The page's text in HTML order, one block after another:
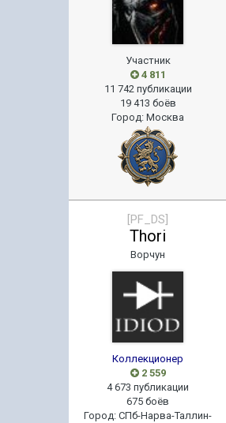
Участник
4 811
11 742 публикации
19 413 боёв
Город:Москва
[PF_DS]
Thori
Ворчун
Коллекционер
2 559
4 673 публикации
675 боёв
Город:СПб-Нарва-Таллин-